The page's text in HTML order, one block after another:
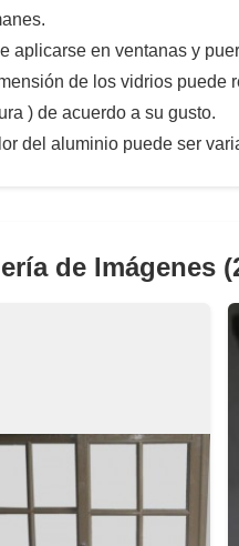
aplicarse en ventanas y
de los vidrios puede
) de acuerdo a su gusto.
del aluminio puede ser
de Imágenes (